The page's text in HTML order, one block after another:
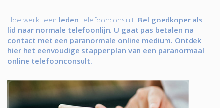
Hoe werkt een leden-telefoonconsult. Bel goedkoper als
lid naar normale telefoonlijn. U gaat pas betalen na
contact met een paranormale online medium. Ontdek
hier het eenvoudige stappenplan van een paranormaal
online telefoonconsult.